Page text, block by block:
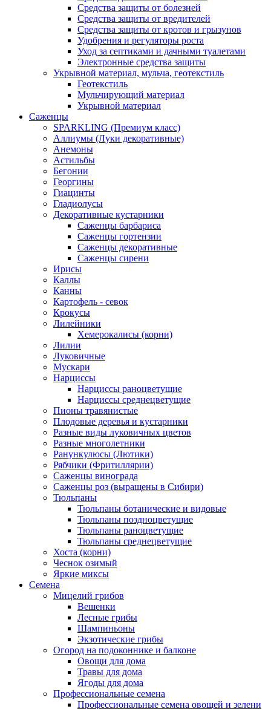
Средства защиты от болезней
Средства защиты от вредителей
Средства защиты от кротов и грызунов
Удобрения и регуляторы роста
Уход за септиками и дачными туалетами
Электронные средства защиты
Укрывной материал, мульча, геотекстиль
Геотекстиль
Мульчирующий материал
Укрывной материал
Саженцы
SPARKLING (Премиум класс)
Аллиумы (Луки декоративные)
Анемоны
Астильбы
Бегонии
Георгины
Гиацинты
Гладиолусы
Декоративные кустарники
Саженцы барбариса
Саженцы гортензии
Саженцы декоративные
Саженцы сирени
Ирисы
Каллы
Канны
Картофель - севок
Крокусы
Лилейники
Хемерокалисы (корни)
Лилии
Луковичные
Мускари
Нарциссы
Нарциссы раноцветущие
Нарциссы среднецветущие
Пионы травянистые
Плодовые деревья и кустарники
Разные виды луковичных цветов
Разные многолетники
Ранункулюсы (Лютики)
Рябчики (Фритиллярии)
Саженцы винограда
Саженцы роз (выращены в Сибири)
Тюльпаны
Тюльпаны ботанические и видовые
Тюльпаны поздноцветущие
Тюльпаны раноцветущие
Тюльпаны среднецветущие
Хоста (корни)
Чеснок озимый
Яркие миксы
Семена
Мицелий грибов
Вешенки
Лесные грибы
Шампиньоны
Экзотические грибы
Огород на подоконнике и балконе
Овощи для дома
Травы для дома
Ягоды для дома
Профессиональные семена
Профессиональные семена овощей и зелени